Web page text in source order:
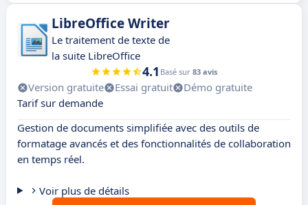
LibreOffice Writer
Le traitement de texte de
la suite LibreOffice
4.1 Basé sur 83 avis
Version gratuite Essai gratuit
Démo gratuite
Tarif sur demande
Gestion de documents simplifiée avec des outils de
formatage avancés et des fonctionnalités de collaboration
en temps réel.
Voir plus de détails